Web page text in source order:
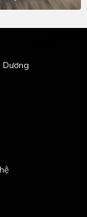
Dương